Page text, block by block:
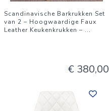
Scandinavische Barkrukken Set
van 2 – Hoogwaardige Faux
Leather Keukenkrukken – ...
€ 380,00